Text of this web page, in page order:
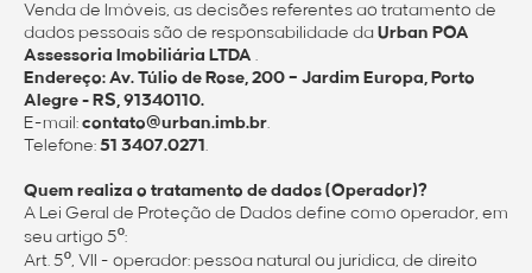
Venda de Imóveis, as decisões referentes ao tratamento de
dados pessoais são de responsabilidade daUrban POA
Assessoria Imobiliária LTDA .
Endereço: Av. Túlio de Rose, 200 – Jardim Europa, Porto
Alegre - RS, 91340110.
E-mail:contato@urban.imb.br.
Telefone:51 3407.0271.
Quem realiza o tratamento de dados (Operador)?
A Lei Geral de Proteção de Dados define como operador, em
seu artigo 5º:
Art. 5º, VII - operador: pessoa natural ou jurídica, de direito